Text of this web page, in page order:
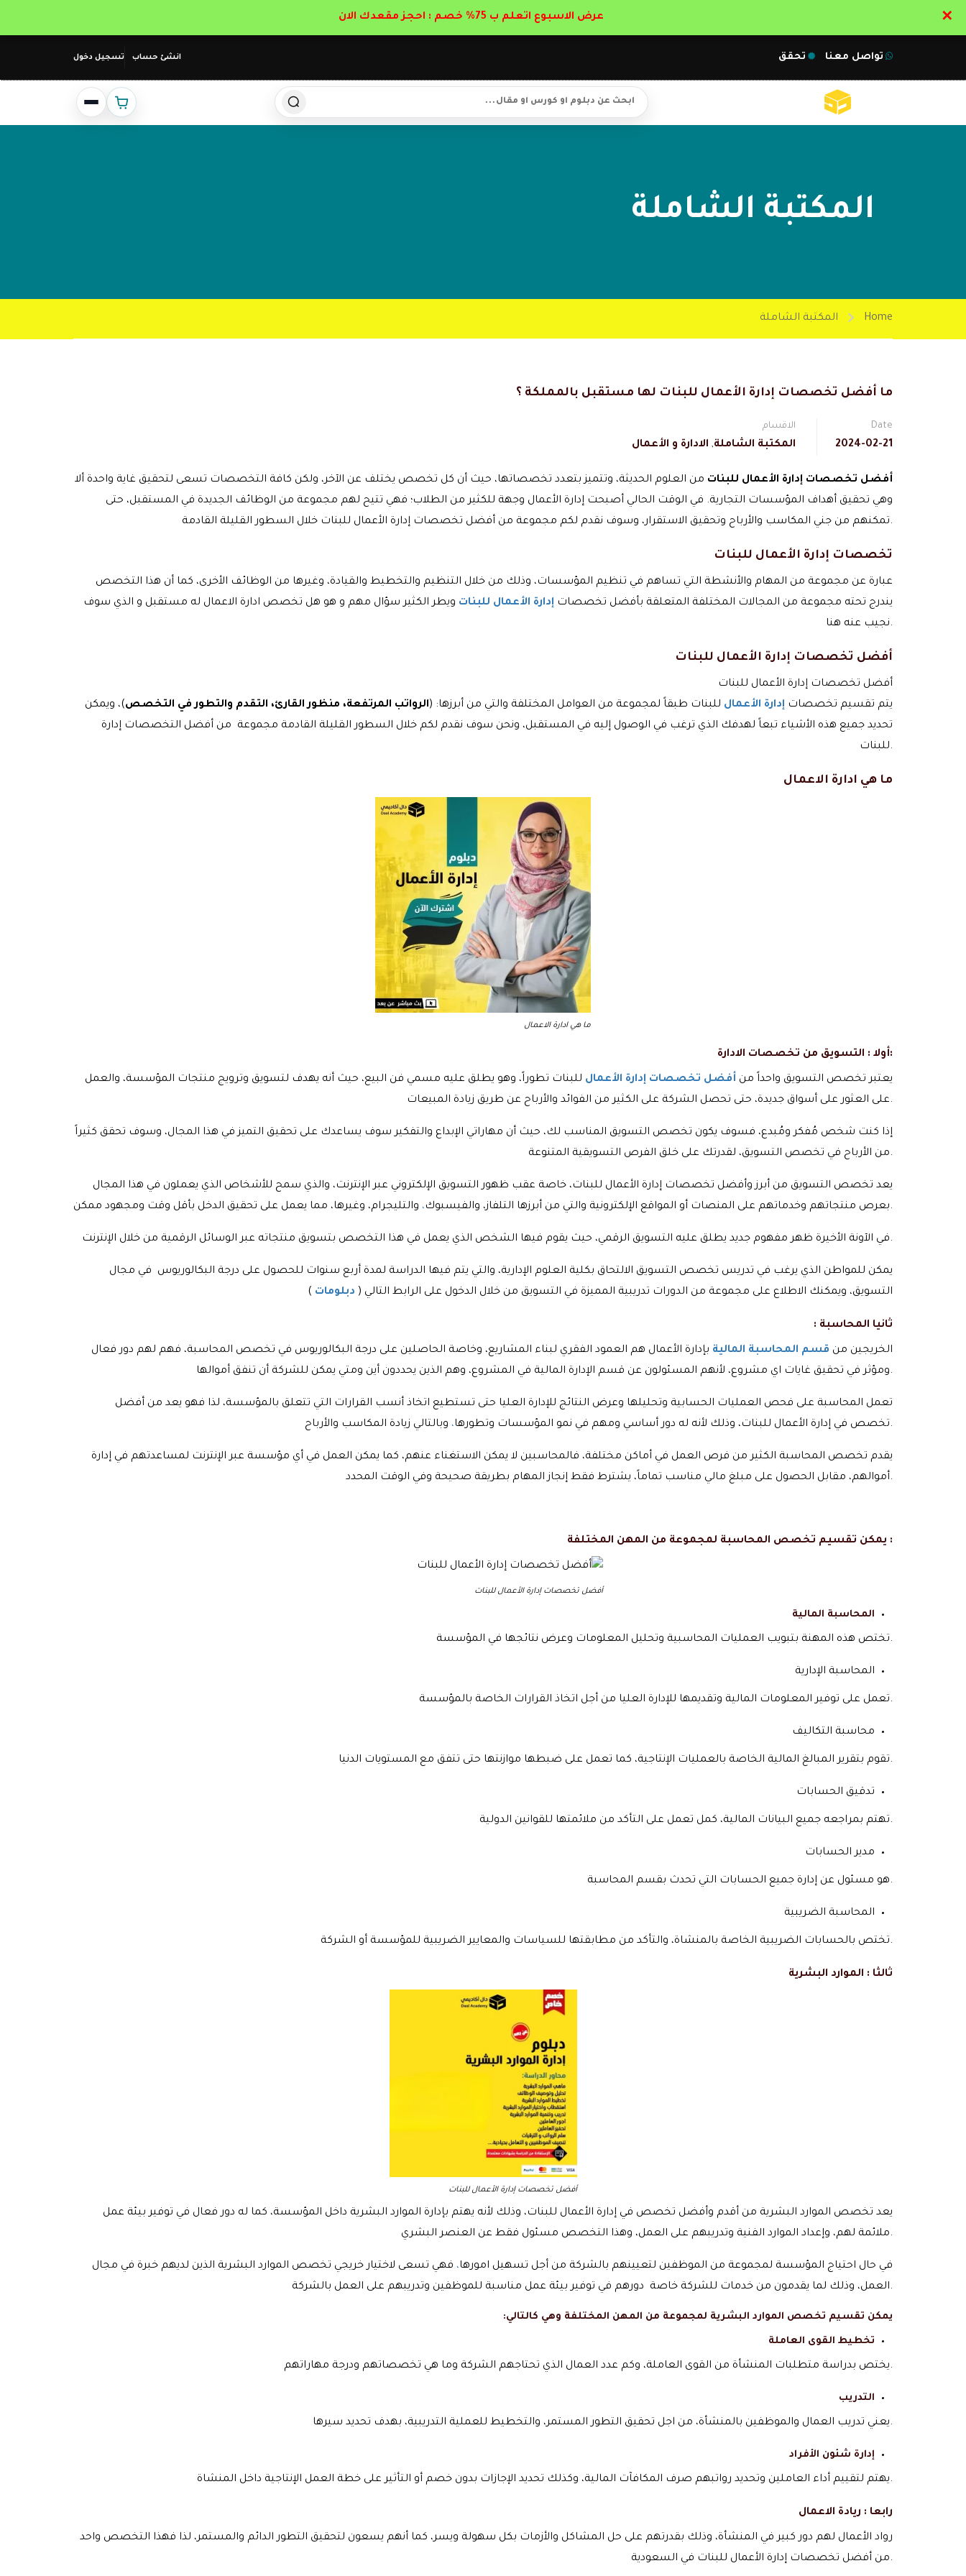
انشئ حساب تسجيل دخول تواصل معنا تحقق
المكتبة الشاملة
Home المكتبة الشاملة
ما أفضل تخصصات إدارة الأعمال للبنات لها مستقبل بالمملكة ؟
Date
2024-02-21
الاقسام
المكتبة الشاملة, الادارة و الأعمال
أفضل تخصصات إدارة الأعمال للبنات من العلوم الحديثة، وتتميز بتعدد تخصصاتها، حيث أن كل تخصص يختلف عن الآخر، ولكن كافة التخصصات تسعى لتحقيق غاية واحدة ألا
وهي تحقيق أهداف المؤسسات التجارية. في الوقت الحالي أصبحت إدارة الأعمال وجهة للكثير من الطلاب؛ فهي تتيح لهم مجموعة من الوظائف الجديدة في المستقبل، حتى
تمكنهم من جني المكاسب والأرباح وتحقيق الاستقرار، وسوف نقدم لكم مجموعة من أفضل تخصصات إدارة الأعمال للبنات خلال السطور القليلة القادمة.
تخصصات إدارة الأعمال للبنات
عبارة عن مجموعة من المهام والأنشطة التي تساهم في تنظيم المؤسسات، وذلك من خلال التنظيم والتخطيط والقيادة، وغيرها من الوظائف الأخرى، كما أن هذا التخصص
يندرج تحته مجموعة من المجالات المختلفة المتعلقة بأفضل تخصصات إدارة الأعمال للبنات ويطر الكثير سؤال مهم و هو هل تخصص ادارة الاعمال له مستقبل و الذي سوف
نجيب عنه هنا.
أفضل تخصصات إدارة الأعمال للبنات
أفضل تخصصات إدارة الأعمال للبنات
يتم تقسيم تخصصات إدارة الأعمال للبنات طبقاً لمجموعة من العوامل المختلفة والتي من أبرزها: (الرواتب المرتفعة، منظور القارئ، التقدم والتطور في التخصص)، ويمكن
تحديد جميع هذه الأشياء تبعاً لهدفك الذي ترغب في الوصول إليه في المستقبل، ونحن سوف نقدم لكم خلال السطور القليلة القادمة مجموعة من أفضل التخصصات إدارة
للبنات.
ما هي ادارة الاعمال
ما هي ادارة الاعمال
أولا : التسويق من تخصصات الادارة:
يعتبر تخصص التسويق واحداً من أفضل تخصصات إدارة الأعمال للبنات تطوراً، وهو يطلق عليه مسمي فن البيع، حيث أنه يهدف لتسويق وترويج منتجات المؤسسة، والعمل
على العثور على أسواق جديدة، حتى تحصل الشركة على الكثير من الفوائد والأرباح عن طريق زيادة المبيعات.
إذا كنت شخص مُفكر ومُبدع، فسوف يكون تخصص التسويق المناسب لك، حيث أن مهاراتي الإبداع والتفكير سوف يساعدك على تحقيق التميز في هذا المجال، وسوف تحقق كثيراً
من الأرباح في تخصص التسويق، لقدرتك على خلق الفرص التسويقية المتنوعة.
يعد تخصص التسويق من أبرز وأفضل تخصصات إدارة الأعمال للبنات، خاصة عقب ظهور التسويق الإلكتروني عبر الإنترنت، والذي سمح للأشخاص الذي يعملون في هذا المجال
بعرص منتجاتهم وخدماتهم على المنصات أو المواقع الإلكترونية والتي من أبرزها التلفاز، والفيسبوك، والتليجرام، وغيرها، مما يعمل على تحقيق الدخل بأقل وقت ومجهود ممكن.
في الآونة الأخيرة ظهر مفهوم جديد يطلق عليه التسويق الرقمي، حيث يقوم فيها الشخص الذي يعمل في هذا التخصص بتسويق منتجاته عبر الوسائل الرقمية من خلال الإنترنت.
يمكن للمواطن الذي يرغب في تدريس تخصص التسويق الالتحاق بكلية العلوم الإدارية، والتي يتم فيها الدراسة لمدة أربع سنوات للحصول على درجة البكالوريوس في مجال
التسويق، ويمكنك الاطلاع على مجموعة من الدورات تدريبية المميزة في التسويق من خلال الدخول على الرابط التالي ( دبلومات )
ثانيا المحاسبة :
الخريجين من قسم المحاسبة المالية بإدارة الأعمال هم العمود الفقري لبناء المشاريع، وخاصة الحاصلين على درجة البكالوريوس في تخصص المحاسبة، فهم لهم دور فعال
ومؤثر في تحقيق غايات اي مشروع، لأنهم المسئولون عن قسم الإدارة المالية في المشروع، وهم الذين يحددون أين ومتي يمكن للشركة أن تنفق أموالها.
تعمل المحاسبة على فحص العمليات الحسابية وتحليلها وعرض النتائج للإدارة العليا حتى تستطيع اتخاذ أنسب القرارات التي تتعلق بالمؤسسة، لذا فهو يعد من أفضل
تخصص في إدارة الأعمال للبنات، وذلك لأنه له دور أساسي ومهم في نمو المؤسسات وتطورها، وبالتالي زيادة المكاسب والأرباح.
يقدم تخصص المحاسبة الكثير من فرص العمل في أماكن مختلفة، فالمحاسبين لا يمكن الاستغناء عنهم، كما يمكن العمل في أي مؤسسة عبر الإنترنت لمساعدتهم في إدارة
أموالهم، مقابل الحصول على مبلغ مالي مناسب تماماً، يشترط فقط إنجاز المهام بطريقة صحيحة وفي الوقت المحدد.
يمكن تقسيم تخصص المحاسبة لمجموعة من المهن المختلفة :
أفضل تخصصات إدارة الأعمال للبنات
المحاسبة المالية
تختص هذه المهنة بتبويب العمليات المحاسبية وتحليل المعلومات وعرض نتائجها في المؤسسة.
المحاسبة الإدارية
تعمل على توفير المعلومات المالية وتقديمها للإدارة العليا من أجل اتخاذ القرارات الخاصة بالمؤسسة.
محاسبة التكاليف
تقوم بتقرير المبالغ المالية الخاصة بالعمليات الإنتاجية، كما تعمل على ضبطها موازنتها حتى تتفق مع المستويات الدنيا.
تدقيق الحسابات
تهتم بمراجعه جميع البيانات المالية، كمل تعمل على التأكد من ملائمتها للقوانين الدولية.
مدير الحسابات
هو مسئول عن إدارة جميع الحسابات التي تحدث بقسم المحاسبة.
المحاسبة الضريبية
تختص بالحسابات الضريبية الخاصة بالمنشاة، والتأكد من مطابقتها للسياسات والمعايير الضريبية للمؤسسة أو الشركة.
ثالثا : الموارد البشرية
أفضل تخصصات إدارة الأعمال للبنات
يعد تخصص الموارد البشرية من أقدم وأفضل تخصص في إدارة الأعمال للبنات، وذلك لأنه يهتم بإدارة الموارد البشرية داخل المؤسسة، كما له دور فعال في توفير بيئة عمل
ملائمة لهم، وإعداد الموارد الفنية وتدريبهم على العمل، وهذا التخصص مسئول فقط عن العنصر البشري.
في حال احتياج المؤسسة لمجموعة من الموظفين لتعيينهم بالشركة من أجل تسهيل امورها، فهي تسعى لاختيار خريجي تخصص الموارد البشرية الذين لديهم خبرة في مجال
العمل، وذلك لما يقدمون من خدمات للشركة خاصة دورهم في توفير بيئة عمل مناسبة للموظفين وتدريبهم على العمل بالشركة.
يمكن تقسيم تخصص الموارد البشرية لمجموعة من المهن المختلفة وهي كالتالي:
تخطيط القوى العاملة
يختص بدراسة متطلبات المنشأة من القوى العاملة، وكم عدد العمال الذي تحتاجهم الشركة وما هي تخصصاتهم ودرجة مهاراتهم.
التدريب
يعني تدريب العمال والموظفين بالمنشأة، من اجل تحقيق التطور المستمر، والتخطيط للعملية التدريبية، بهدف تحديد سيرها.
إدارة شئون الأفراد
يهتم لتقييم أداء العاملين وتحديد رواتبهم صرف المكافآت المالية، وكذلك تحديد الإجازات بدون خصم أو التأثير على خطة العمل الإنتاجية داخل المنشاة.
رابعا : ريادة الاعمال
رواد الأعمال لهم دور كبير في المنشأة، وذلك بقدرتهم على حل المشاكل والأزمات بكل سهولة ويسر، كما أنهم يسعون لتحقيق التطور الدائم والمستمر، لذا فهذا التخصص واحد
من أفضل تخصصات إدارة الأعمال للبنات في السعودية.
عرض الاسبوع اتعلم ب 75% خصم : احجز مقعدك الان ✕